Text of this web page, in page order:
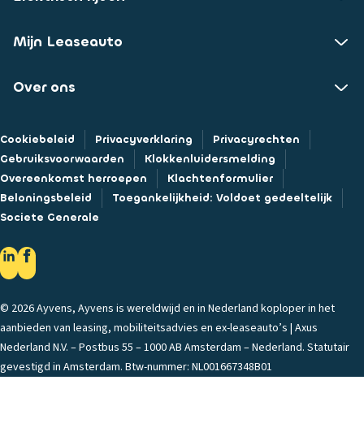
Mijn Leaseauto
Over ons
Cookiebeleid Privacyverklaring
Privacyrechten
Gebruiksvoorwaarden
Klokkenluidersmelding
Overeenkomst herroepen
Klachtenformulier
Beloningsbeleid
Toegankelijkheid: Voldoet gedeeltelijk
Societe Generale
© 2026 Ayvens, Ayvens is wereldwijd en in Nederland koploper in het
aanbieden van leasing, mobiliteitsadvies en ex-leaseauto’s | Axus
Nederland N.V. – Postbus 55 – 1000 AB Amsterdam – Nederland. Statutair
gevestigd in Amsterdam. Btw-nummer: NL001667348B01